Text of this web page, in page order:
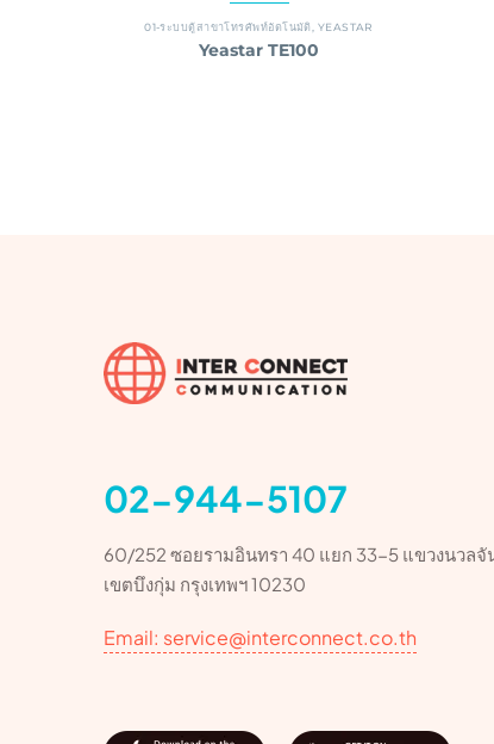
01-ระบบตู้สาขาโทรศัพท์อัตโนมัติ YEASTAR
Yeastar TE100
02-944-5107
60/252 ซอยรามอินทรา 40 แยก 33-5 แขวงนวลจั
เขตบึงกุ่ม กรุงเทพฯ 10230
Email: service@interconnect.co.th